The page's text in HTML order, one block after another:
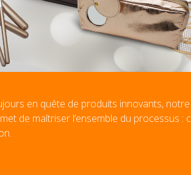
en quête de produits innovants,
de maîtriser l’ensemble du processus :